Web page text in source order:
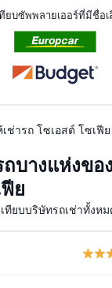
ทียบซัพพลายเออร์ที่มีชื่อ
ช่ารถ โซเอสต์ โซเฟีย
บางแห่งขอ
ย
ทียบบริษัทรถเช่าทั้งห